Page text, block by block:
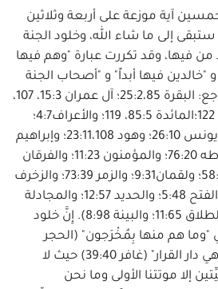
آية موزعة على أربعة وثلاثين
إلى ما شاء الله، وخلود الجنة
من فيها، وقد تكررت عبارة "وهم فيها
"خالدين فيها أبداً" و "أصحاب الجنة
خالدون فيها" 36 مرّة. (راجع: البقرة 25:2،85؛ آل عمران 15:3، 107،
136، 198؛ النساء 13:، 57، 122؛المائدة 85:5، 119؛ والأعراف4:7؛
والتوبة22:9،72،89،100؛ ويونس 26:10؛ وهود 23:11،108؛ وإبراهيم
23:14؛ والكهف 108:18؛ وطه 76:20؛ والمؤمنون 11:23؛ والفرقان
16:25،76؛ والعنكبوت 58:29؛ ولقمان9:31؛ والزمر 73:39؛ والزخرف
71:43؛ والأحقاف 14:46؛ والفتح 5:48؛ والحديد 12:57؛ والمجادلة
22:58؛ والتغابن 9:64؛ والطلاق 11:65؛ والبينة 8:98). إِنَّ خلود
"وما هم منها بِمُخْرَجون" (الحجر
48:15) وذلك لأنَّ: الآخرة هي دار القرار" (غافر 39:40) حيث لا
إلا موتتنا الأولى وما نحن